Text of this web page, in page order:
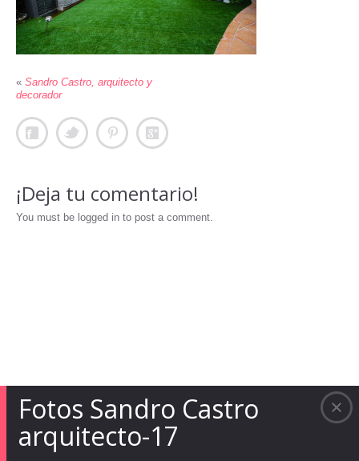
Fotos Sandro Castro
arquitecto-17
« Sandro Castro, arquitecto y
decorador
¡Deja tu comentario!
You must be logged in to post a comment.